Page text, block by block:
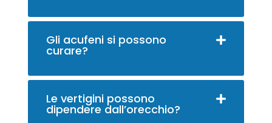
Gli acufeni si possono
curare?
Le vertigini possono
dipendere dall’orecchio?